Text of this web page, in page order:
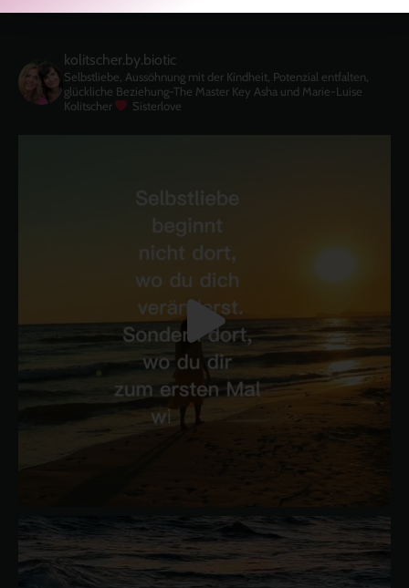
kolitscher.by.biotic
Selbstliebe, Aussöhnung mit der Kindheit, Potenzial entfalten,
glückliche Beziehung-The Master Key Asha und Marie-Luise
Kolitscher
Sisterlove